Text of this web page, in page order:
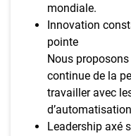
mondiale.
Innovation
pointe
Nous
continue de la
travailler avec
Leadership axé